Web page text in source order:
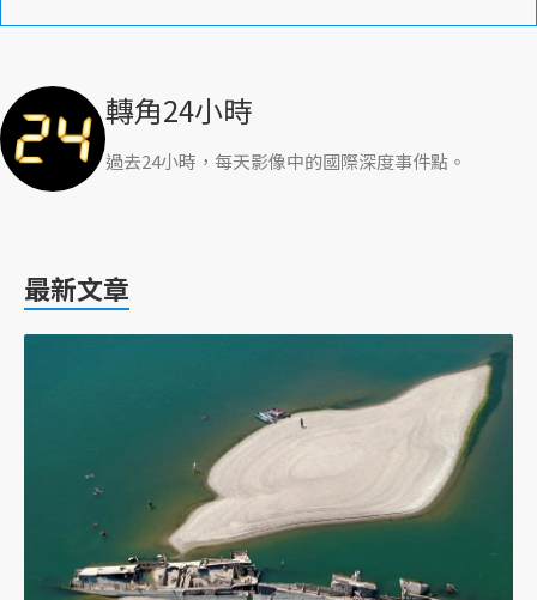
轉角24小時
過去24小時，每天影像中的國際深度事件點。
最新文章